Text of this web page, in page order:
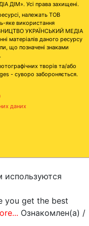
Усі права захищені.
належать ТОВ
використання
УКРАЇНСЬКИЙ МЕДІА
матеріалів даного ресурсу
що позначені знаками
творів та/або
- суворо забороняється.
даних
используются
you get the best
Ознакомлен(а) /